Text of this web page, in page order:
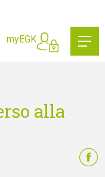
myEGK
alla